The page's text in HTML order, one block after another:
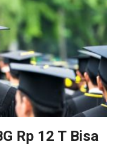
Rp 12 T Bisa